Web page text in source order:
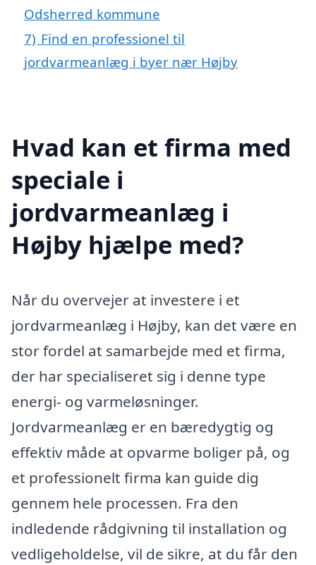
Odsherred kommune
7) Find en professionel til
jordvarmeanlæg i byer nær Højby
Hvad kan et firma med
speciale i
jordvarmeanlæg i
Højby hjælpe med?
Når du overvejer at investere i et
jordvarmeanlæg i Højby, kan det være en
stor fordel at samarbejde med et firma,
der har specialiseret sig i denne type
energi- og varmeløsninger.
Jordvarmeanlæg er en bæredygtig og
effektiv måde at opvarme boliger på, og
et professionelt firma kan guide dig
gennem hele processen. Fra den
indledende rådgivning til installation og
vedligeholdelse, vil de sikre, at du får den